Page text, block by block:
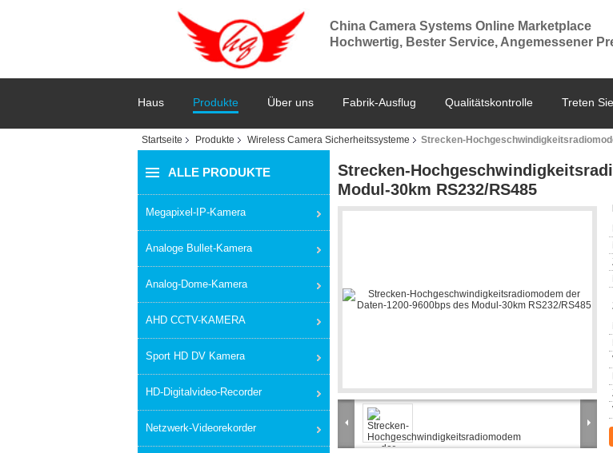
China Camera Systems Online Marketplace
Hochwertig, Bester Service, Angemessener
Haus Produkte Über uns Fabrik-Ausflug Qualitätskontrolle Treten
Startseite Produkte Wireless Camera Sicherheitssysteme Strecken-
ALLE PRODUKTE
Megapixel-IP-Kamera
Analoge Bullet-Kamera
Analog-Dome-Kamera
AHD CCTV-KAMERA
Sport HD DV Kamera
HD-Digitalvideo-Recorder
Netzwerk-Videorekorder
Strecken-
Modul-30km RS232/RS485